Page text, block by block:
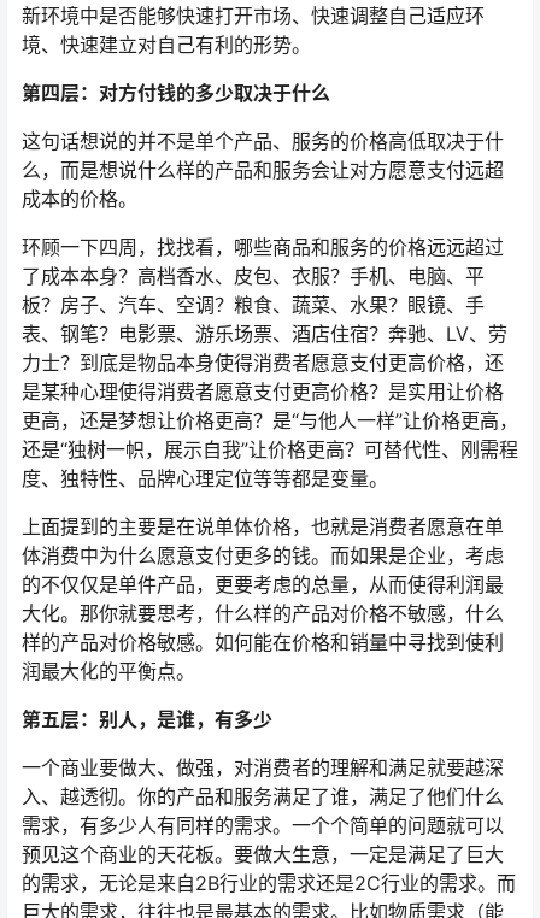
新环境中是否能够快速打开市场、快速调整自己适应环
境、快速建立对自己有利的形势。
第四层：对方付钱的多少取决于什么
这句话想说的并不是单个产品、服务的价格高低取决于什
么，而是想说什么样的产品和服务会让对方愿意支付远超
成本的价格。
环顾一下四周，找找看，哪些商品和服务的价格远远超过
了成本本身？高档香水、皮包、衣服？手机、电脑、平
板？房子、汽车、空调？粮食、蔬菜、水果？眼镜、手
表、钢笔？电影票、游乐场票、酒店住宿？奔驰、LV、劳
力士？到底是物品本身使得消费者愿意支付更高价格，还
是某种心理使得消费者愿意支付更高价格？是实用让价格
更高，还是梦想让价格更高？是“与他人一样”让价格更高，
还是“独树一帜，展示自我”让价格更高？可替代性、刚需程
度、独特性、品牌心理定位等等都是变量。
上面提到的主要是在说单体价格，也就是消费者愿意在单
体消费中为什么愿意支付更多的钱。而如果是企业，考虑
的不仅仅是单件产品，更要考虑的总量，从而使得利润最
大化。那你就要思考，什么样的产品对价格不敏感，什么
样的产品对价格敏感。如何能在价格和销量中寻找到使利
润最大化的平衡点。
第五层：别人，是谁，有多少
一个商业要做大、做强，对消费者的理解和满足就要越深
入、越透彻。你的产品和服务满足了谁，满足了他们什么
需求，有多少人有同样的需求。一个个简单的问题就可以
预见这个商业的天花板。要做大生意，一定是满足了巨大
的需求，无论是来自2B行业的需求还是2C行业的需求。而
巨大的需求，往往也是最基本的需求。比如物质需求（能